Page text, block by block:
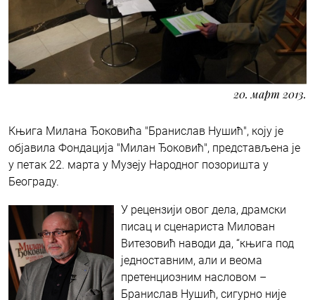
20. март 2013.
Књига Милана Ђоковића "Бранислав Нушић", коју је
објавила Фондација "Милан Ђоковић", представљена је
у петак 22. марта у Музеју Народног позоришта у
Београду.
У рецензији овог дела, драмски
писац и сценариста Милован
Витезовић наводи да, “књига под
једноставним, али и веома
претенциозним насловом –
Бранислав Нушић, сигурно није